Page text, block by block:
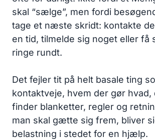
skal “sælge”, men fordi
tage et næste skridt: kontakte
en tid, tilmelde sig noget eller få
ringe rundt.
Det fejler tit på helt basale ting
kontaktveje, hvem der gør hvad,
finder blanketter, regler og
man skal gætte sig frem, bliver
belastning i stedet for en hjælp.